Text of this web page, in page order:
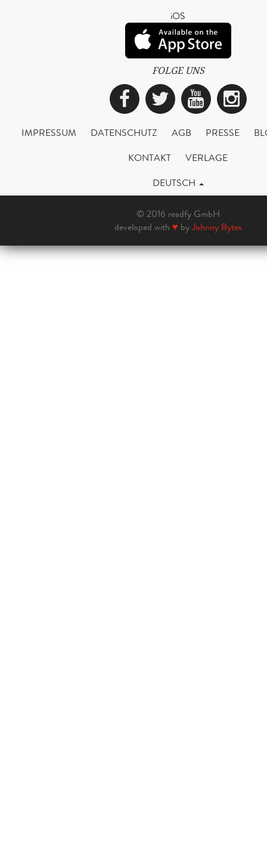
iOS
FOLGE UNS
Facebook
Twitter
IMPRESSUM DATENSCHUTZ AGB PRESSE
KONTAKT
VERLAGE
DEUTSCH
© 2016 readfy GmbH
developed with ♥ byJohnny Bytes